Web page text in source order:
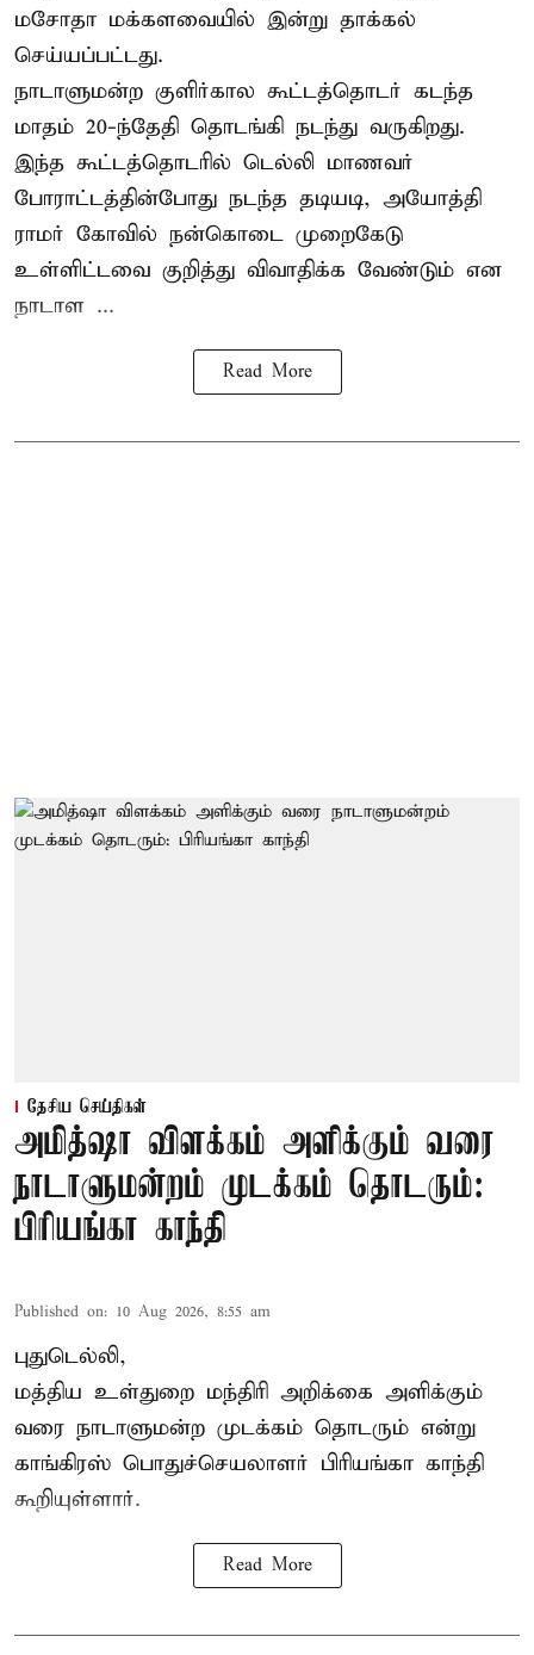
மசோதா மக்களவையில் இன்று தாக்கல்
செய்யப்பட்டது.
நாடாளுமன்ற குளிர்கால கூட்டத்தொடர் கடந்த
மாதம் 20-ந்தேதி தொடங்கி நடந்து வருகிறது.
இந்த கூட்டத்தொடரில் டெல்லி மாணவர்
போராட்டத்தின்போது நடந்த தடியடி, அயோத்தி
ராமர் கோவில் நன்கொடை முறைகேடு
உள்ளிட்டவை குறித்து விவாதிக்க வேண்டும் என
நாடாள ...
Read More
தேசிய செய்திகள்
அமித்ஷா விளக்கம் அளிக்கும் வரை
நாடாளுமன்றம் முடக்கம் தொடரும்:
பிரியங்கா காந்தி
Published on: 10 Aug 2026, 8:55 am
புதுடெல்லி,
மத்திய உள்துறை மந்திரி அறிக்கை அளிக்கும்
வரை நாடாளுமன்ற முடக்கம் தொடரும் என்று
காங்கிரஸ் பொதுச்செயலாளர் பிரியங்கா காந்தி
கூறியுள்ளார்.
Read More